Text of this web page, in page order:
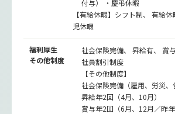
付与） ・慶弔休暇
【有給休暇】シフト制、 有給
児休暇
福利厚生
その他制度
社会保険完備、 昇給有、 賞
社員割引制度
【その他制度】
社会保険完備（雇用、労災、
昇給年2回（4月、10月）
賞与年2回（6月、12月／昨年